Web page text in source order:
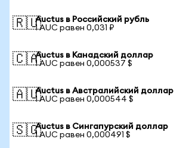
🇷🇺Auctus в Российский рубль
1 AUC равен 0,031 ₽
🇨🇦Auctus в Канадский доллар
1 AUC равен 0,000537 $
🇦🇺Auctus в Австралийский доллар
1 AUC равен 0,000544 $
🇸🇬Auctus в Сингапурский доллар
1 AUC равен 0,000491 $